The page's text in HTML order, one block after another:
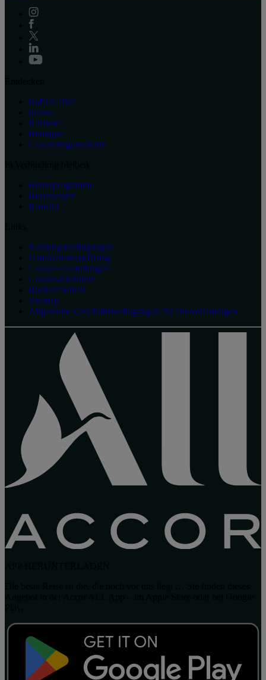
Raffles 1887
Presse
Karriere
Boutique
Geschenkgutscheine
Bonusprogramm
Reiseberater
Kontakt
Nutzungsbedingungen
Datenschutzerklärung
Cookie-Einstellungen
Cookie-Richtlinie
Barrierefreiheit
Sitemap
Allgemeine Geschäftsbedingungen für Dienstleistungen